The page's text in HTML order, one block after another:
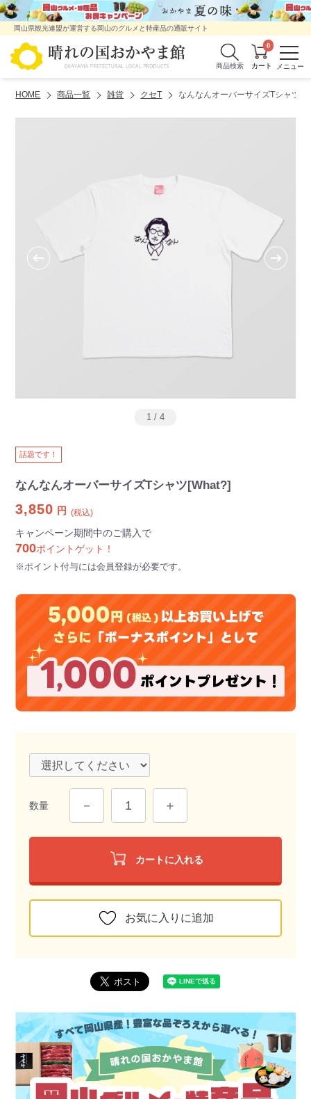
岡山県観光連盟が運営する岡山のグルメと特産品の通販サイト
商品検索
0
HOME 商品一覧 雑貨 クセT なんなんオーバーサイズTシャツ
1 / 4
話題です！
なんなんオーバーサイズTシャツ[What?]
3,850 円 (税込)
キャンペーン期間中のご購入で
700ポイントゲット！
※ポイント付与には会員登録が必要です。
数量
カートに入れる
お気に入りに追加